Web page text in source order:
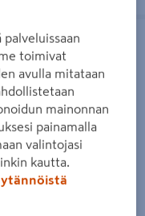
Drop Lähde
toimivat
avulla mitataan
mainonnan
painamalla
valintojasi
kautta.